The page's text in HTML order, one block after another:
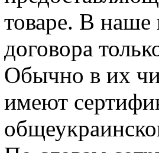
товаре. В наше
договора
Обычно в их
имеют